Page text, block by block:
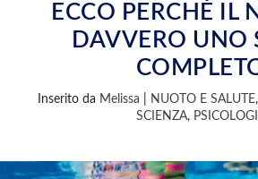
ECCO PERCHÉ IL
DAVVERO UNO
Inserito da Melissa NUOTO E SALUTE,
SCIENZA,